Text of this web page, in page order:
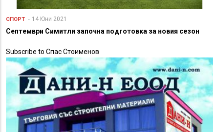
СПОРТ 14 Юни 2021
Септември Симитли започна подготовка за новия сезон
Subscribe to Спас Стоименов